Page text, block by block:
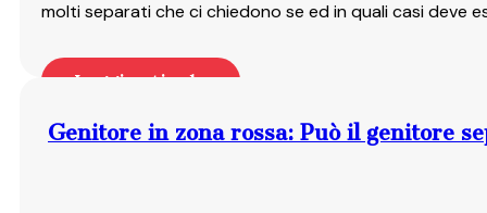
molti separati che ci chiedono se ed in quali casi deve
Leggi articolo
Genitore in zona rossa: Può il genitore